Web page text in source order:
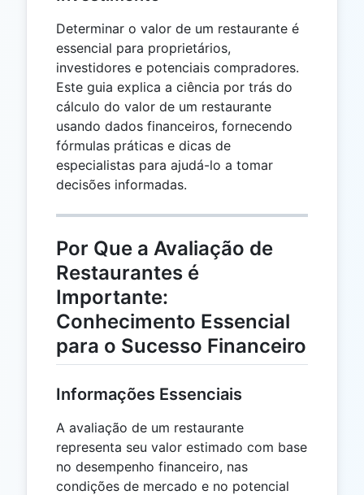
Determinar o valor de um restaurante é
essencial para proprietários,
investidores e potenciais compradores.
Este guia explica a ciência por trás do
cálculo do valor de um restaurante
usando dados financeiros, fornecendo
fórmulas práticas e dicas de
especialistas para ajudá-lo a tomar
decisões informadas.
Por Que a Avaliação de
Restaurantes é
Importante:
Conhecimento Essencial
para o Sucesso Financeiro
Informações Essenciais
A avaliação de um restaurante
representa seu valor estimado com base
no desempenho financeiro, nas
condições de mercado e no potencial